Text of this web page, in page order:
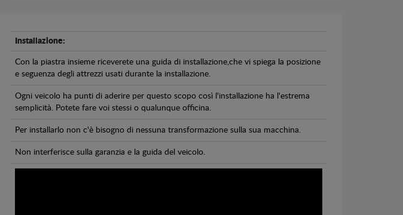
Installazione:
Con la piastra insieme riceverete una guida di installazione,che vi spiega la posizione
e seguenza degli attrezzi usati durante la installazione.
Ogni veicolo ha punti di aderire per questo scopo così l'installazione ha l'estrema
semplicità. Potete fare voi stessi o qualunque officina.
Per installarlo non c'è bisogno di nessuna transformazione sulla sua macchina.
Non interferisce sulla garanzia e la guida del veicolo.